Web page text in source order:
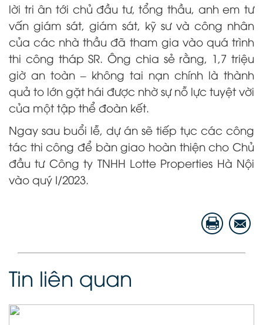
lời tri ân tới chủ đầu tư, tổng thầu, anh em tư
vấn giám sát, giám sát, kỹ sư và công nhân
của các nhà thầu đã tham gia vào quá trình
thi công tháp SR. Ông chia sẻ rằng, 1,7 triệu
giờ an toàn – không tai nạn chính là thành
quả to lớn gặt hái được nhờ sự nỗ lực tuyệt vời
của một tập thể đoàn kết.
Ngay sau buổi lễ, dự án sẽ tiếp tục các công
tác thi công để bàn giao hoàn thiện cho Chủ
đầu tư Công ty TNHH Lotte Properties Hà Nội
vào quý I/2023.
Tin liên quan